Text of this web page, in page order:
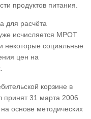
продуктов питания.
для расчёта
исчисляется МРОТ
некоторые социальные
цен на
корзине в
31 марта 2006
основе методических